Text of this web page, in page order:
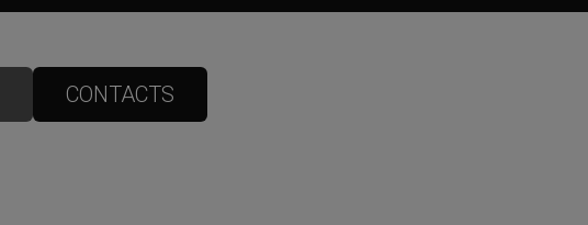
CONTACTS